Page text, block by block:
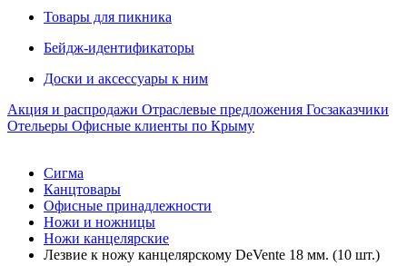
Товары для пикника
Бейдж-идентификаторы
Доски и аксессуары к ним
Акция и распродажи Отраслевые предложения Госзаказчики
Отельеры Офисные клиенты по Крыму
Сигма
Канцтовары
Офисные принадлежности
Ножи и ножницы
Ножи канцелярские
Лезвие к ножу канцелярскому DeVente 18 мм. (10 шт.)